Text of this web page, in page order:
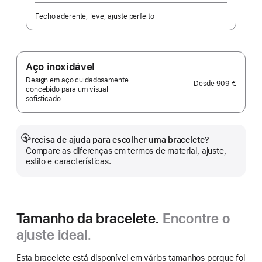
Fecho aderente, leve, ajuste perfeito
Aço inoxidável
Design em aço cuidadosamente
concebido para um visual
sofisticado.
Desde 909 €
Precisa de ajuda para escolher uma bracelete?
Compare as diferenças em termos de material, ajuste,
estilo e características.
Veja
mais
Tamanho da bracelete. Encontre o
ajuste ideal.
Esta bracelete está disponível em vários tamanhos porque foi